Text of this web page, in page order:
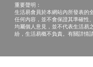
檢查須知：
敬請預約。請攜
力共振、電腦掃
請避免塗上止汗
網購
查詢，須向提供
重要聲明：
生活易會員於本網站內所發表的
任何內容，並不會保證其準確性
均屬個人意見，並不代表生活易
紛，生活易概不負責。有關詳情